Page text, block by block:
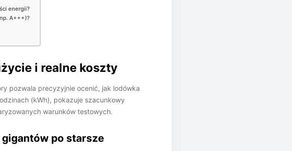
energii?
A+++)?
i realne koszty
pozwala precyzyjnie ocenić, jak lodówka
(kWh), pokazuje szacunkowy
warunków testowych.
po starsze